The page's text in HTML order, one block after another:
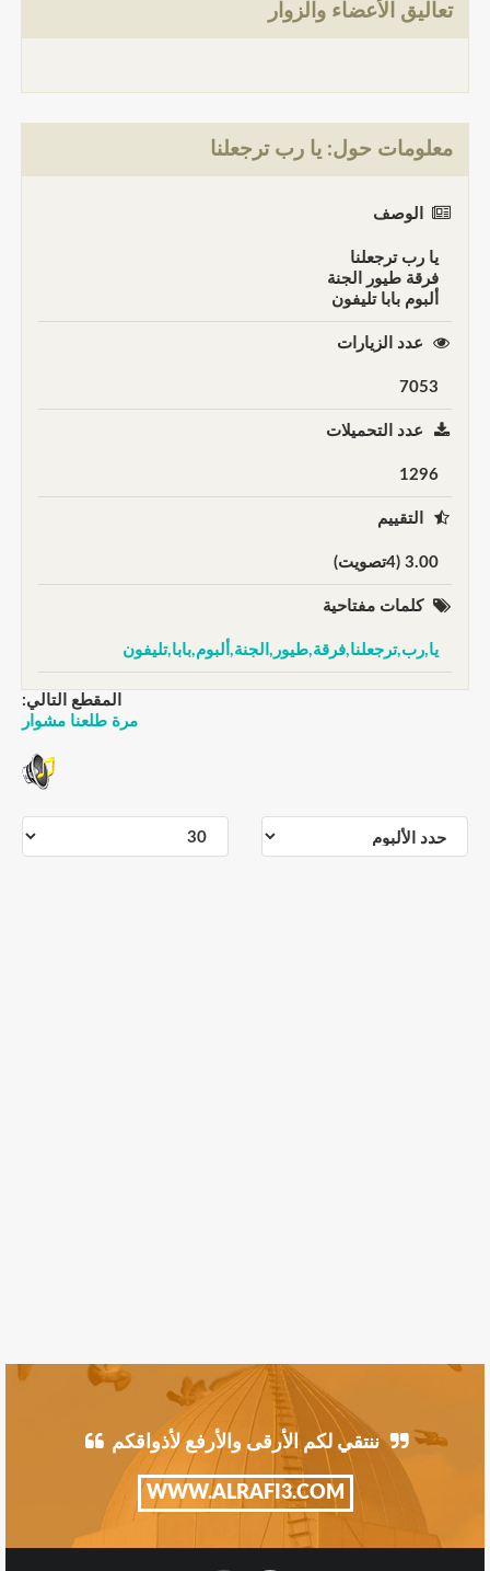
تعاليق الأعضاء والزوار
معلومات حول: يا رب ترجعلنا
الوصف
يا رب ترجعلنا
فرقة طيور الجنة
ألبوم بابا تليفون
عدد الزيارات
7053
عدد التحميلات
1296
التقييم
3.00 (4تصويت)
كلمات مفتاحية
يا,رب,ترجعلنا,فرقة,طيور,الجنة,ألبوم,بابا,تليفون
المقطع التالي:
مرة طلعنا مشوار
ننتقي لكم الأرقى والأرفع لأذواقكم
WWW.ALRAFI3.COM